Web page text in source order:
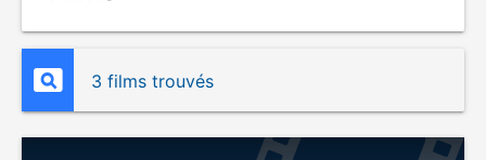
3 films trouvés